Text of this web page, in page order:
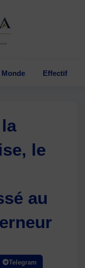
Monde Effectif
le
au
Telegram